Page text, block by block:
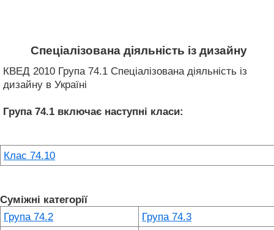
Спеціалізована діяльність із дизайну
КВЕД 2010 Група 74.1 Спеціалізована діяльність із
дизайну в Україні
Група 74.1 включає наступні класи:
Клас 74.10
Суміжні категорії
Група 74.2
Група 74.3